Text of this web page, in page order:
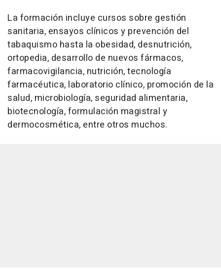
La formación incluye cursos sobre gestión
sanitaria, ensayos clínicos y prevención del
tabaquismo hasta la obesidad, desnutrición,
ortopedia, desarrollo de nuevos fármacos,
farmacovigilancia, nutrición, tecnología
farmacéutica, laboratorio clínico, promoción de la
salud, microbiología, seguridad alimentaria,
biotecnología, formulación magistral y
dermocosmética, entre otros muchos.